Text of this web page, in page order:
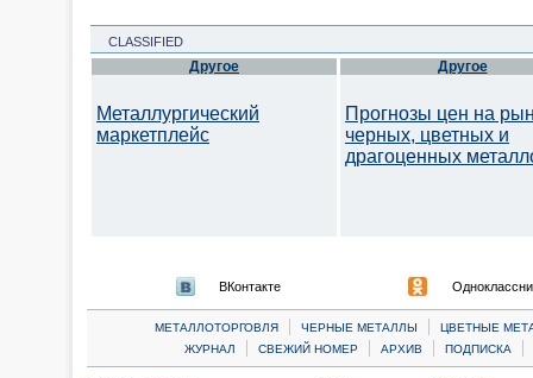
CLASSIFIED
Другое
Металлургический
маркетплейс
Другое
Прогнозы цен на
черных, цветных и
драгоценных
ВКонтакте
МЕТАЛЛОТОРГОВЛЯ | ЧЕРНЫЕ МЕТАЛЛЫ |
ЦВЕТНЫЕ
ЖУРНАЛ
| СВЕЖИЙ НОМЕР | АРХИВ | ПОДПИСКА |